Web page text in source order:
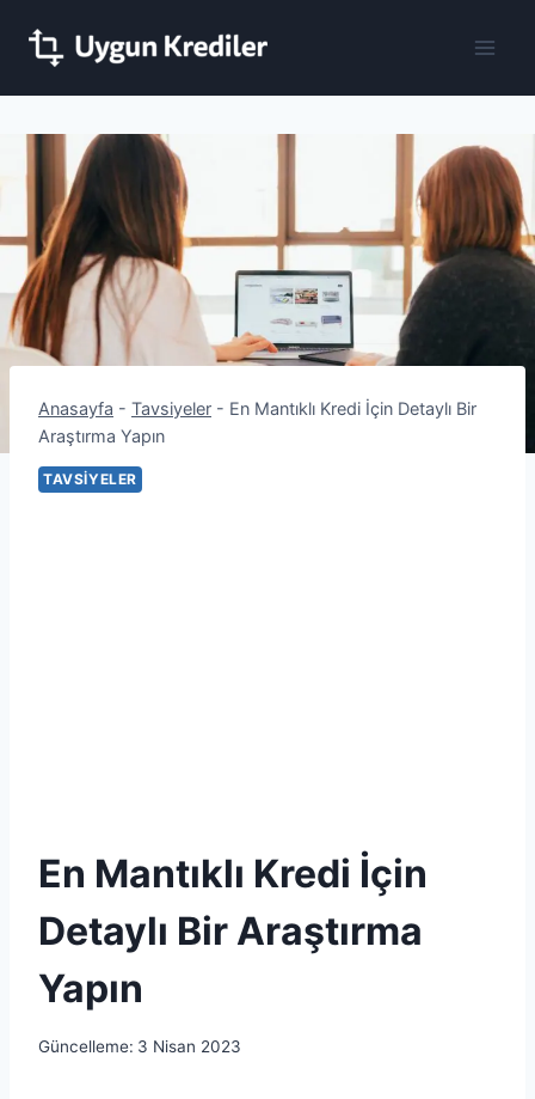
Anasayfa - Tavsiyeler - En Mantıklı Kredi İçin Detaylı Bir
Araştırma Yapın
TAVSIYELER
En Mantıklı Kredi İçin
Detaylı Bir Araştırma
Yapın
Güncelleme: 3 Nisan 2023